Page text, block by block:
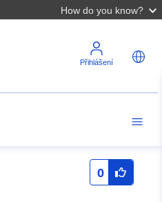
How do you know?
Přihlášení
0